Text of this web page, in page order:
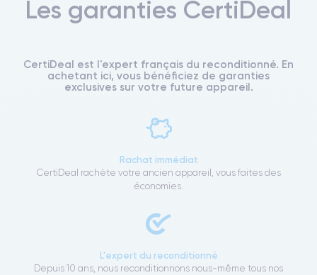
Les garanties CertiDeal
CertiDeal est l'expert français du reconditionné. En
achetant ici, vous bénéficiez de garanties
exclusives sur votre future appareil.
Rachat immédiat
CertiDeal rachète votre ancien appareil, vous faites des
économies.
L'expert du reconditionné
Depuis 10 ans, nous reconditionnons nous-même tous nos